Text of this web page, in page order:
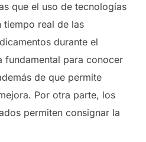
que el uso de tecnologías
real de las
durante el
fundamental para conocer
de que permite
Por otra parte, los
permiten consignar la